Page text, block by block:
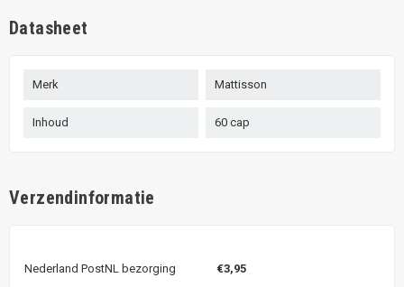
Datasheet
Merk Mattisson
Inhoud 60 cap
Verzendinformatie
Nederland PostNL bezorging €3,95